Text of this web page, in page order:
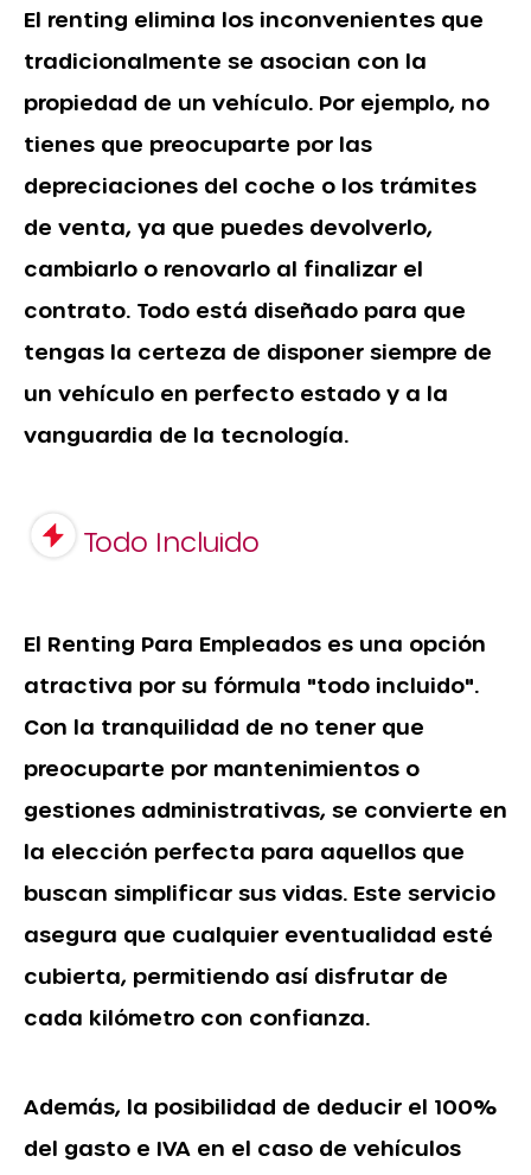
El renting elimina los inconvenientes que
tradicionalmente se asocian con la
propiedad de un vehículo. Por ejemplo, no
tienes que preocuparte por las
depreciaciones del coche o los trámites
de venta, ya que puedes devolverlo,
cambiarlo o renovarlo al finalizar el
contrato. Todo está diseñado para que
tengas la certeza de disponer siempre de
un vehículo en perfecto estado y a la
vanguardia de la tecnología.
Todo Incluido
El Renting Para Empleados es una opción
atractiva por su fórmula "todo incluido".
Con la tranquilidad de no tener que
preocuparte por mantenimientos o
gestiones administrativas, se convierte en
la elección perfecta para aquellos que
buscan simplificar sus vidas. Este servicio
asegura que cualquier eventualidad esté
cubierta, permitiendo así disfrutar de
cada kilómetro con confianza.
Además, la posibilidad de deducir el 100%
del gasto e IVA en el caso de vehículos